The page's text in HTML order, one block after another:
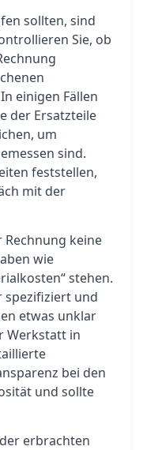
sollten, sind
Sie, ob
einigen Fällen
der Ersatzteile
um
sind.
feststellen,
mit der
Rechnung keine
wie
stehen.
spezifiziert und
etwas unklar
Werkstatt in
bei den
und sollte
erbrachten